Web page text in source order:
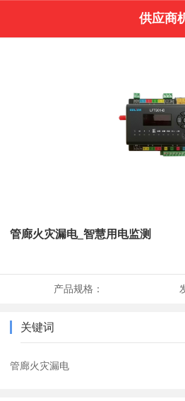
供应商
管廊火灾漏电_智慧用电监测
产品规格：
关键词
管廊火灾漏电